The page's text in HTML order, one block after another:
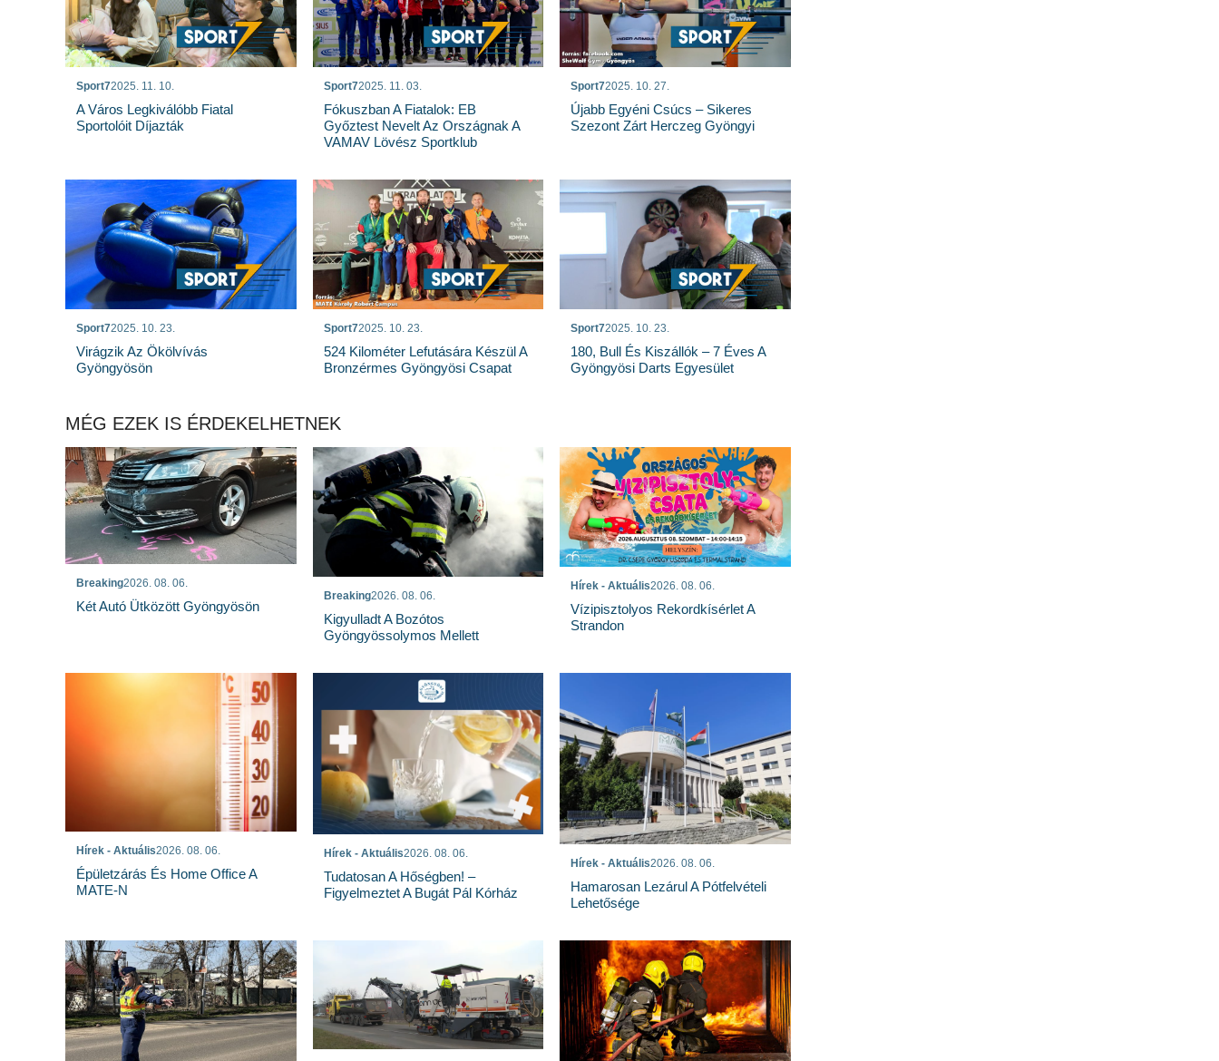
Sport72025. 11. 10.
A Város Legkiválóbb Fiatal
Sportolóit Díjazták
Sport72025. 11. 03.
Fókuszban A Fiatalok: EB
Győztest Nevelt Az Országnak A
VAMAV Lövész Sportklub
Sport72025. 10. 27.
Újabb Egyéni Csúcs – Sikeres
Szezont Zárt Herczeg Gyöngyi
Sport72025. 10. 23.
Virágzik Az Ökölvívás
Gyöngyösön
Sport72025. 10. 23.
524 Kilométer Lefutására Készül A
Bronzérmes Gyöngyösi Csapat
Sport72025. 10. 23.
180, Bull És Kiszállók – 7 Éves A
Gyöngyösi Darts Egyesület
MÉG EZEK IS ÉRDEKELHETNEK
Breaking2026. 08. 06.
Két Autó Ütközött Gyöngyösön
Breaking2026. 08. 06.
Kigyulladt A Bozótos
Gyöngyössolymos Mellett
Hírek - Aktuális2026. 08. 06.
Vízipisztolyos Rekordkísérlet A
Strandon
Hírek - Aktuális2026. 08. 06.
Épületzárás És Home Office A
MATE-N
Hírek - Aktuális2026. 08. 06.
Tudatosan A Hőségben! –
Figyelmeztet A Bugát Pál Kórház
Hírek - Aktuális2026. 08. 06.
Hamarosan Lezárul A Pótfelvételi
Lehetősége